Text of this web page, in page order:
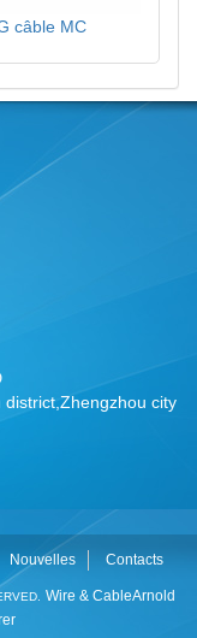
câble MC
city
Nouvelles Contacts
Wire & CableArnold